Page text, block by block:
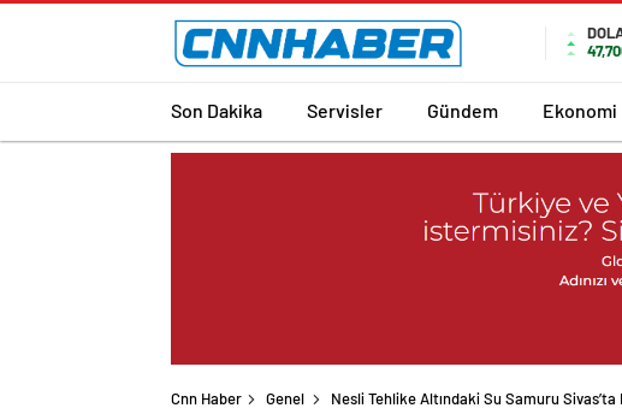
Son Dakika Servisler Gündem Ekonomi
Cnn Haber Genel Nesli Tehlike Altındaki Su Samuru Sivas’ta